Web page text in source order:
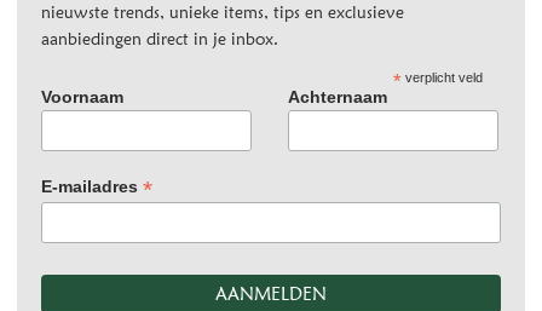
nieuwste trends, unieke items, tips en exclusieve
aanbiedingen direct in je inbox.
*verplicht veld
Voornaam Achternaam
E-mailadres *